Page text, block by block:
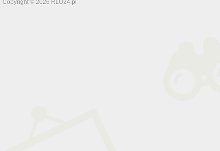
Copyright © 2026 RLU24.pl